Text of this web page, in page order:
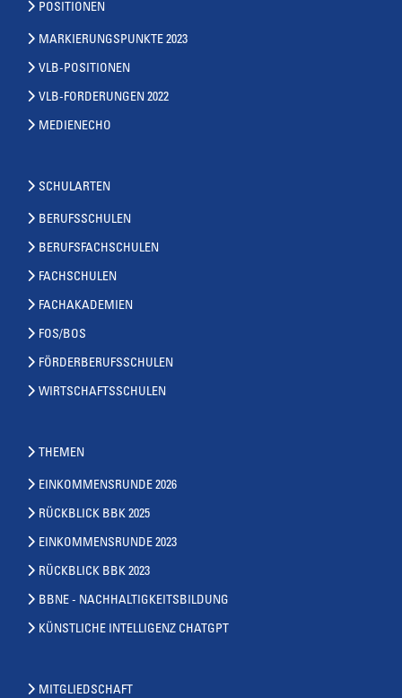
POSITIONEN
MARKIERUNGSPUNKTE 2023
VLB-POSITIONEN
VLB-FORDERUNGEN 2022
MEDIENECHO
SCHULARTEN
BERUFSSCHULEN
BERUFSFACHSCHULEN
FACHSCHULEN
FACHAKADEMIEN
FOS/BOS
FÖRDERBERUFSSCHULEN
WIRTSCHAFTSSCHULEN
THEMEN
EINKOMMENSRUNDE 2026
RÜCKBLICK BBK 2025
EINKOMMENSRUNDE 2023
RÜCKBLICK BBK 2023
BBNE - NACHHALTIGKEITSBILDUNG
KÜNSTLICHE INTELLIGENZ CHATGPT
MITGLIEDSCHAFT